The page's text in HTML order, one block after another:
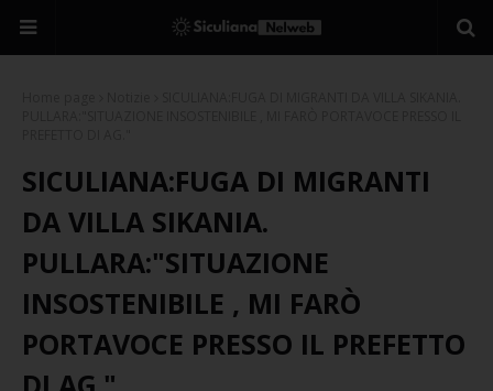
SICULIANA:FUGA DI MIGRANTI
DA VILLA SIKANIA.
PULLARA:"SITUAZIONE
INSOSTENIBILE , MI FARÒ
PORTAVOCE PRESSO IL PREFETTO